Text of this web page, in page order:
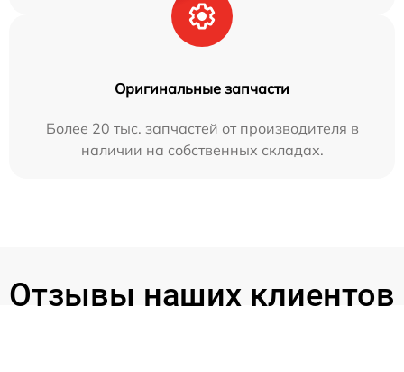
Оригинальные запчасти
Более 20 тыс. запчастей от производителя в
наличии на собственных складах.
Отзывы наших клиентов